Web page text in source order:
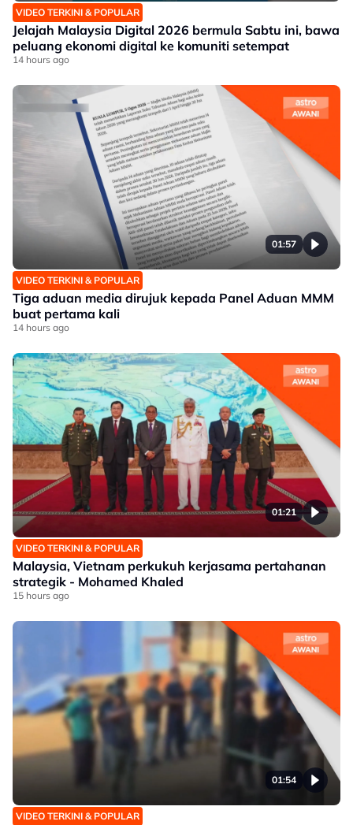
VIDEO TERKINI & POPULAR
Jelajah Malaysia Digital 2026 bermula Sabtu ini, bawa
peluang ekonomi digital ke komuniti setempat
14 hours ago
01:57
VIDEO TERKINI & POPULAR
Tiga aduan media dirujuk kepada Panel Aduan MMM
buat pertama kali
14 hours ago
01:21
VIDEO TERKINI & POPULAR
Malaysia, Vietnam perkukuh kerjasama pertahanan
strategik - Mohamed Khaled
15 hours ago
01:54
VIDEO TERKINI & POPULAR